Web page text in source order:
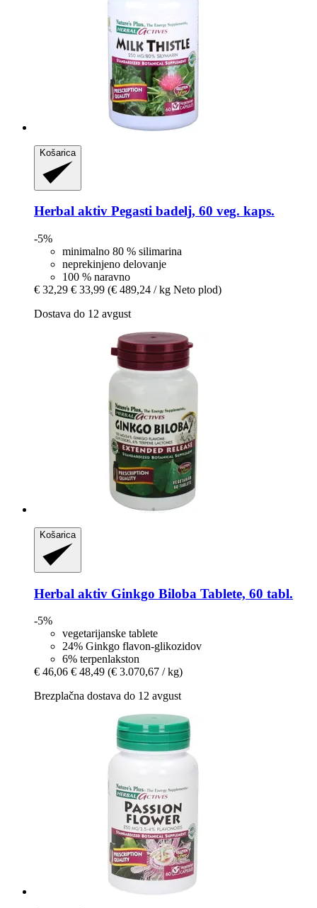
Košarica
Herbal aktiv Pegasti badelj, 60 veg. kaps.
-5%
minimalno 80 % silimarina
neprekinjeno delovanje
100 % naravno
€ 32,29 € 33,99 (€ 489,24 / kg Neto plod)
Dostava do 12 avgust
Košarica
Herbal aktiv Ginkgo Biloba Tablete, 60 tabl.
-5%
vegetarijanske tablete
24% Ginkgo flavon-glikozidov
6% terpenlakston
€ 46,06 € 48,49 (€ 3.070,67 / kg)
Brezplačna dostava do 12 avgust